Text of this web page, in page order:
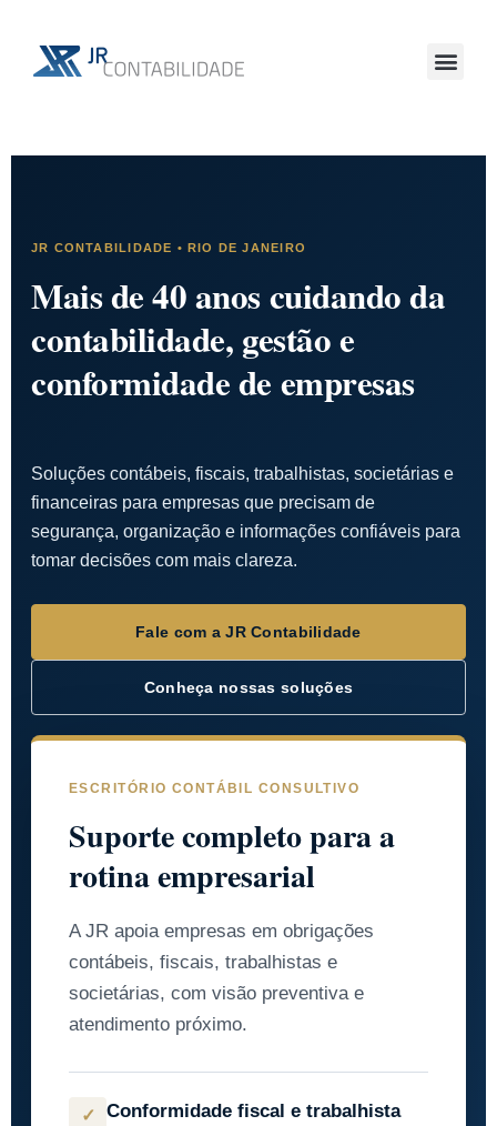
JR CONTABILIDADE • RIO DE JANEIRO
Mais de 40 anos cuidando da
contabilidade, gestão e
conformidade de empresas
Soluções contábeis, fiscais, trabalhistas, societárias e
financeiras para empresas que precisam de
segurança, organização e informações confiáveis para
tomar decisões com mais clareza.
Fale com a JR Contabilidade
Conheça nossas soluções
ESCRITÓRIO CONTÁBIL CONSULTIVO
Suporte completo para a
rotina empresarial
A JR apoia empresas em obrigações
contábeis, fiscais, trabalhistas e
societárias, com visão preventiva e
atendimento próximo.
✓ Conformidade fiscal e trabalhista